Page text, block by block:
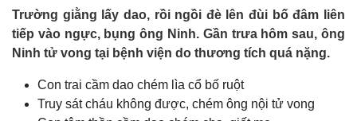
Đảng
Tổ chức nhân sự
Quốc hội
Nhận diện sự thật
Tin 24h
Dự báo thời tiết
Giáo dục
Dấu ấn VOV
Việc làm
Biển đảo
Trường giằng lấy dao, rồi ngồi đè lên đùi bố đâm liên
tiếp vào ngực, bụng ông Ninh. Gần trưa hôm sau, ông
Ninh tử vong tại bệnh viện do thương tích quá nặng.
Con trai cầm dao chém lìa cổ bố ruột
Truy sát cháu không được, chém ông nội tử vong